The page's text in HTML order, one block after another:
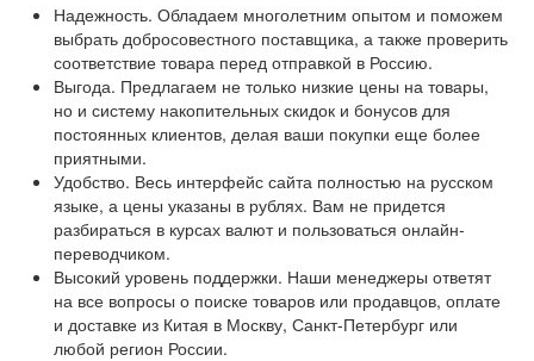
Надежность. Обладаем многолетним опытом и поможем
выбрать добросовестного поставщика, а также проверить
соответствие товара перед отправкой в Россию.
Выгода. Предлагаем не только низкие цены на товары,
но и систему накопительных скидок и бонусов для
постоянных клиентов, делая ваши покупки еще более
приятными.
Удобство. Весь интерфейс сайта полностью на русском
языке, а цены указаны в рублях. Вам не придется
разбираться в курсах валют и пользоваться онлайн-
переводчиком.
Высокий уровень поддержки. Наши менеджеры ответят
на все вопросы о поиске товаров или продавцов, оплате
и доставке из Китая в Москву, Санкт-Петербург или
любой регион России.